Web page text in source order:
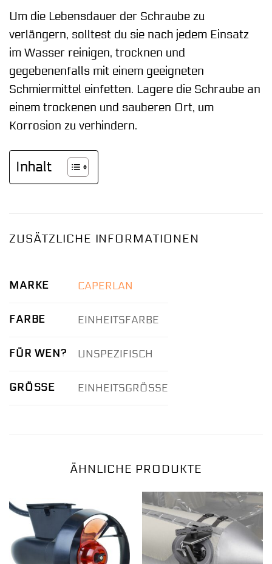
Um die Lebensdauer der Schraube zu
verlängern, solltest du sie nach jedem Einsatz
im Wasser reinigen, trocknen und
gegebenenfalls mit einem geeigneten
Schmiermittel einfetten. Lagere die Schraube an
einem trockenen und sauberen Ort, um
Korrosion zu verhindern.
Inhalt
ZUSÄTZLICHE INFORMATIONEN
MARKE CAPERLAN
FARBE EINHEITSFARBE
FÜR WEN? UNSPEZIFISCH
GRÖSSE EINHEITSGRÖSSE
ÄHNLICHE PRODUKTE